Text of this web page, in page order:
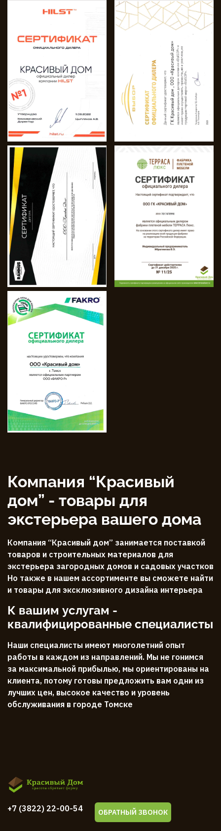
Компания “Красивый
дом” - товары для
экстерьера вашего дома
Компания “Красивый дом” занимается поставкой
товаров и строительных материалов для
экстерьера загородных домов и садовых участков
Но также в нашем ассортименте вы сможете найти
и товары для эксклюзивного дизайна интерьера
К вашим услугам -
квалифицированные специалисты
Наши специалисты имеют многолетний опыт
работы в каждом из направлений. Мы не гонимся
за максимальной прибылью, мы ориентированы на
клиента, потому готовы предложить вам одни из
лучших цен, высокое качество и уровень
обслуживания в городе Томске
+7 (3822) 22-00-54 ОБРАТНЫЙ ЗВОНОК